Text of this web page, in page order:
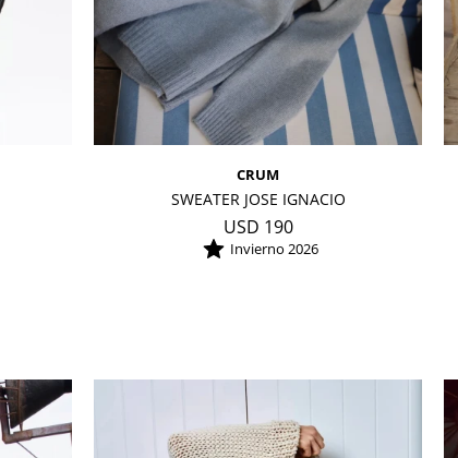
CRUM
SWEATER JOSE IGNACIO
USD 190
Invierno 2026